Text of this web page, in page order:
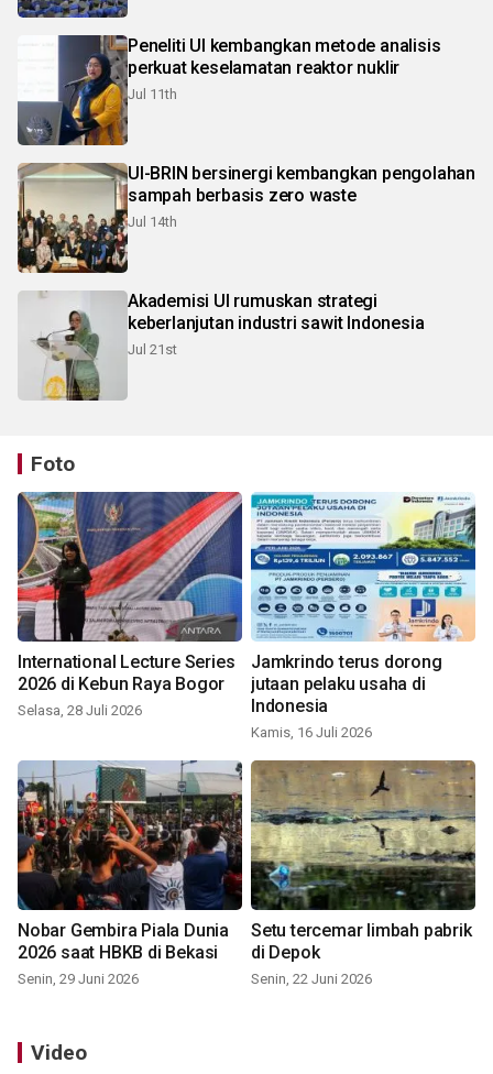
Peneliti UI kembangkan metode analisis
perkuat keselamatan reaktor nuklir
Jul 11th
UI-BRIN bersinergi kembangkan pengolahan
sampah berbasis zero waste
Jul 14th
Akademisi UI rumuskan strategi
keberlanjutan industri sawit Indonesia
Jul 21st
Foto
International Lecture Series
2026 di Kebun Raya Bogor
Selasa, 28 Juli 2026
Jamkrindo terus dorong
jutaan pelaku usaha di
Indonesia
Kamis, 16 Juli 2026
Nobar Gembira Piala Dunia
2026 saat HBKB di Bekasi
Senin, 29 Juni 2026
Setu tercemar limbah pabrik
di Depok
Senin, 22 Juni 2026
Video